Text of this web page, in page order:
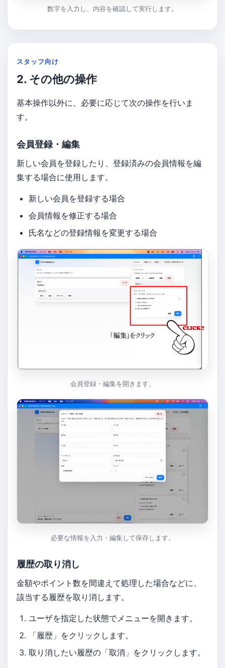
数字を入力し、内容を確認して実行します。
スタッフ向け
2. その他の操作
基本操作以外に、必要に応じて次の操作を行いま
す。
会員登録・編集
新しい会員を登録したり、登録済みの会員情報を編
集する場合に使用します。
新しい会員を登録する場合
会員情報を修正する場合
氏名などの登録情報を変更する場合
会員登録・編集を開きます。
必要な情報を入力・編集して保存します。
履歴の取り消し
金額やポイント数を間違えて処理した場合などに、
該当する履歴を取り消します。
ユーザを指定した状態でメニューを開きます。
「履歴」をクリックします。
取り消したい履歴の「取消」をクリックします。